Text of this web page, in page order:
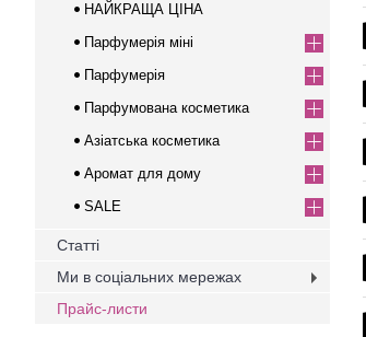
НАЙКРАЩА ЦІНА
Парфумерія міні
Парфумерія
Парфумована косметика
Азіатська косметика
Аромат для дому
SALE
Статті
Ми в соціальних мережах
Прайс-листи